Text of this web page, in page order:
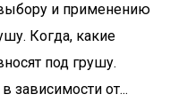
и применению
Когда, какие
под грушу.
зависимости от...